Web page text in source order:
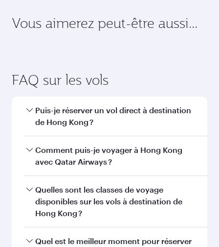
Vous aimerez peut-être aussi...
Dubaï
Économie
De QAR 1200
Sao
De QAR